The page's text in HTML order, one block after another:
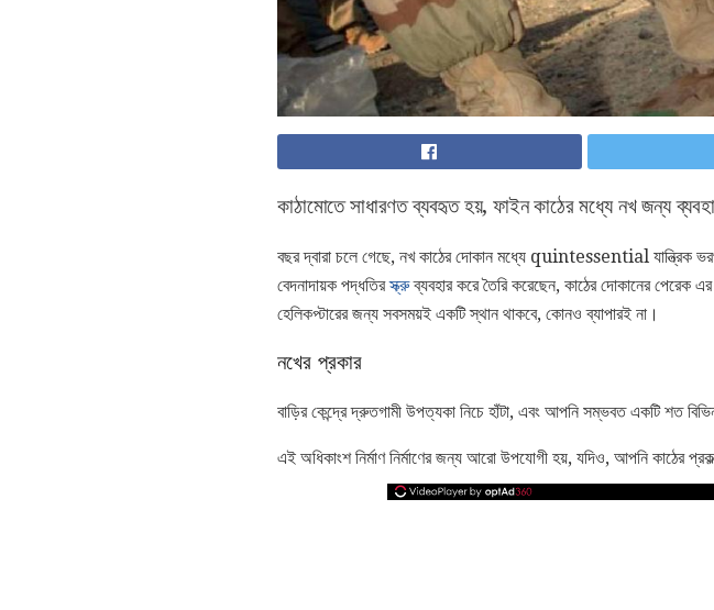
কাঠামোতে সাধারণত ব্যবহৃত হয়, ফাইন কাঠের মধ্যে নখ জন্য
বছর দ্বারা চলে গেছে, নখ কাঠের দোকান মধ্যে quintessential
বেদনাদায়ক পদ্ধতিরস্ক্রুব্যবহার করে তৈরি করেছেন, কাঠের দোকানের পেরেক এর
হেলিকপ্টারের জন্য সবসময়ই একটি স্থান থাকবে, কোনও ব্যাপারই না।
নখের প্রকার
বাড়ির কেন্দ্রে দ্রুতগামী উপত্যকা নিচে হাঁটা, এবং আপনি সম্ভবত একটি শত
এই অধিকাংশ নির্মাণ নির্মাণের জন্য আরো উপযোগী হয়, যদিও, আপনি কাঠের